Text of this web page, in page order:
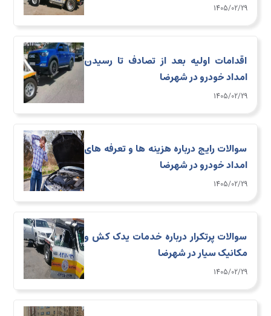
1405/02/29
اقدامات اولیه بعد از تصادف تا رسیدن
امداد خودرو در شهرضا
1405/02/29
سوالات رایج درباره هزینه ها و تعرفه های
امداد خودرو در شهرضا
1405/02/29
سوالات پرتکرار درباره خدمات یدک کش و
مکانیک سیار در شهرضا
1405/02/29